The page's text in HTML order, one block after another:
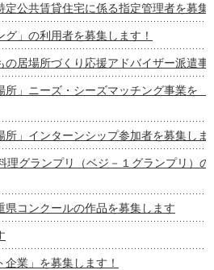
定公共賃貸住宅に係る指定管理者を募集
グ」の利用者を募集します！
居場所づくり応援アドバイザー派遣事
場所」ニーズ・シーズマッチング
所」インターンシップ参加者を募集しま
理グランプリ（ベジ－１グランプリ）
県コンクールの作品を募集します
企業」を募集します！